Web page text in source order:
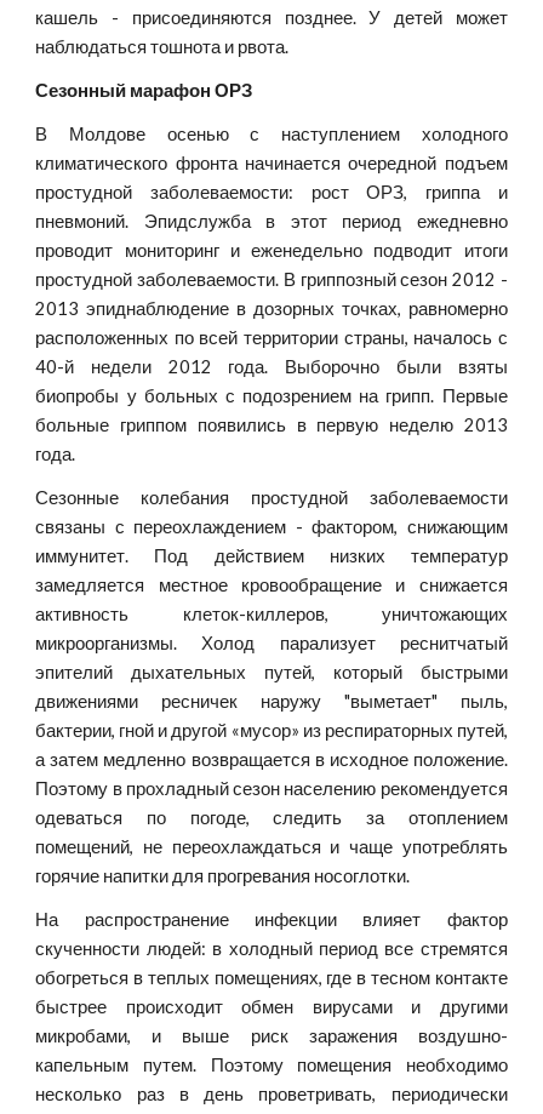
кашель - присоединяются позднее. У детей может
наблюдаться тошнота и рвота.
Сезонный марафон ОРЗ
В Молдове осенью с наступлением холодного
климатического фронта начинается очередной подъем
простудной заболеваемости: рост ОРЗ, гриппа и
пневмоний. Эпидслужба в этот период ежедневно
проводит мониторинг и еженедельно подводит итоги
простудной заболеваемости. В гриппозный сезон 2012 -
2013 эпиднаблюдение в дозорных точках, равномерно
расположенных по всей территории страны, началось с
40-й недели 2012 года. Выборочно были взяты
биопробы у больных с подозрением на грипп. Первые
больные гриппом появились в первую неделю 2013
года.
Сезонные колебания простудной заболеваемости
связаны с переохлаждением - фактором, снижающим
иммунитет. Под действием низких температур
замедляется местное кровообращение и снижается
активность клеток-киллеров, уничтожающих
микроорганизмы. Холод парализует реснитчатый
эпителий дыхательных путей, который быстрыми
движениями ресничек наружу "выметает" пыль,
бактерии, гной и другой «мусор» из респираторных путей,
а затем медленно возвращается в исходное положение.
Поэтому в прохладный сезон населению рекомендуется
одеваться по погоде, следить за отоплением
помещений, не переохлаждаться и чаще употреблять
горячие напитки для прогревания носоглотки.
На распространение инфекции влияет фактор
скученности людей: в холодный период все стремятся
обогреться в теплых помещениях, где в тесном контакте
быстрее происходит обмен вирусами и другими
микробами, и выше риск заражения воздушно-
капельным путем. Поэтому помещения необходимо
несколько раз в день проветривать, периодически